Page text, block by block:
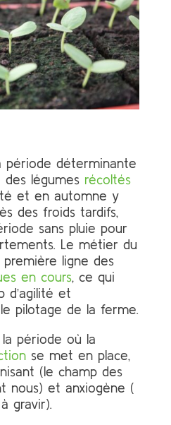
période déterminante
légumes récoltés
et en automne y
des froids tardifs,
sans pluie pour
Le métier du
ligne des
en cours, ce qui
d’agilité et
pilotage de la ferme.
la période où la
se met en place,
(le champ des
nous) et anxiogène (
gravir).